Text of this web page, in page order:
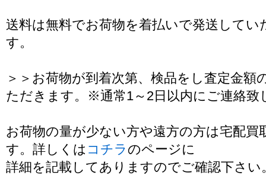
送料は無料でお荷物を着払いで発送してい
す。
＞＞お荷物が到着次第、検品をし査定金額
ただきます。※通常1～2日以内にご連絡致
お荷物の量が少ない方や遠方の方は宅配買
す。詳しくは コチラのページに
詳細を記載してありますのでご確認下さい